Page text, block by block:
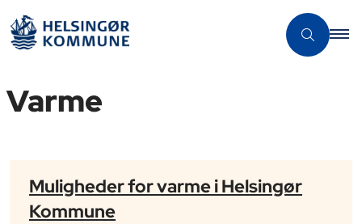
Varme
Muligheder for varme i Helsingør
Kommune